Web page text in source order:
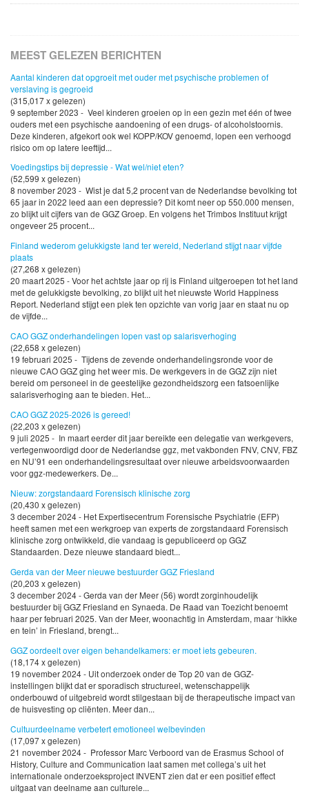
MEEST GELEZEN BERICHTEN
Aantal kinderen dat opgroeit met ouder met psychische problemen of
verslaving is gegroeid
(315,017 x gelezen)
9 september 2023 - Veel kinderen groeien op in een gezin met één of twee
ouders met een psychische aandoening of een drugs- of alcoholstoornis.
Deze kinderen, afgekort ook wel KOPP/KOV genoemd, lopen een verhoogd
risico om op latere leeftijd...
Voedingstips bij depressie - Wat wel/niet eten?
(52,599 x gelezen)
8 november 2023 - Wist je dat 5,2 procent van de Nederlandse bevolking tot
65 jaar in 2022 leed aan een depressie? Dit komt neer op 550.000 mensen,
zo blijkt uit cijfers van de GGZ Groep. En volgens het Trimbos Instituut krijgt
ongeveer 25 procent...
Finland wederom gelukkigste land ter wereld, Nederland stijgt naar vijfde
plaats
(27,268 x gelezen)
20 maart 2025 - Voor het achtste jaar op rij is Finland uitgeroepen tot het land
met de gelukkigste bevolking, zo blijkt uit het nieuwste World Happiness
Report. Nederland stijgt een plek ten opzichte van vorig jaar en staat nu op
de vijfde...
CAO GGZ onderhandelingen lopen vast op salarisverhoging
(22,658 x gelezen)
19 februari 2025 - Tijdens de zevende onderhandelingsronde voor de
nieuwe CAO GGZ ging het weer mis. De werkgevers in de GGZ zijn niet
bereid om personeel in de geestelijke gezondheidszorg een fatsoenlijke
salarisverhoging aan te bieden. Het...
CAO GGZ 2025-2026 is gereed!
(22,203 x gelezen)
9 juli 2025 - In maart eerder dit jaar bereikte een delegatie van werkgevers,
vertegenwoordigd door de Nederlandse ggz, met vakbonden FNV, CNV, FBZ
en NU’91 een onderhandelingsresultaat over nieuwe arbeidsvoorwaarden
voor ggz-medewerkers. De...
Nieuw: zorgstandaard Forensisch klinische zorg
(20,430 x gelezen)
3 december 2024 - Het Expertisecentrum Forensische Psychiatrie (EFP)
heeft samen met een werkgroep van experts de zorgstandaard Forensisch
klinische zorg ontwikkeld, die vandaag is gepubliceerd op GGZ
Standaarden. Deze nieuwe standaard biedt...
Gerda van der Meer nieuwe bestuurder GGZ Friesland
(20,203 x gelezen)
3 december 2024 - Gerda van der Meer (56) wordt zorginhoudelijk
bestuurder bij GGZ Friesland en Synaeda. De Raad van Toezicht benoemt
haar per februari 2025. Van der Meer, woonachtig in Amsterdam, maar ‘hikke
en tein’ in Friesland, brengt...
GGZ oordeelt over eigen behandelkamers: er moet iets gebeuren.
(18,174 x gelezen)
19 november 2024 - Uit onderzoek onder de Top 20 van de GGZ-
instellingen blijkt dat er sporadisch structureel, wetenschappelijk
onderbouwd of uitgebreid wordt stilgestaan bij de therapeutische impact van
de huisvesting op cliënten. Meer dan...
Cultuurdeelname verbetert emotioneel welbevinden
(17,097 x gelezen)
21 november 2024 - Professor Marc Verboord van de Erasmus School of
History, Culture and Communication laat samen met collega’s uit het
internationale onderzoeksproject INVENT zien dat er een positief effect
uitgaat van deelname aan culturele...